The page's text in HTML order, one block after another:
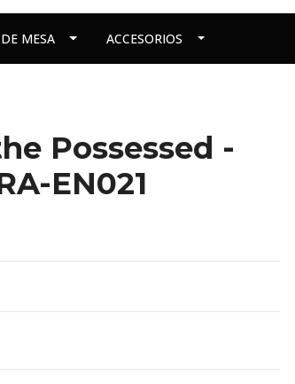
MESA ACCESORIOS
Possessed -
EN021